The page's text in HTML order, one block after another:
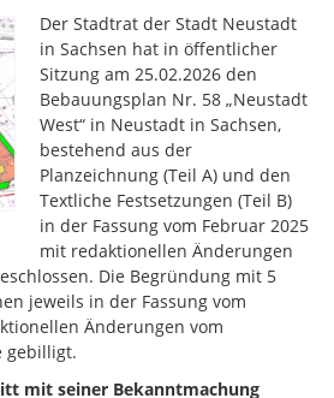
Der Stadtrat der Stadt Neustadt
in Sachsen hat in öffentlicher
Sitzung am 25.02.2026 den
Bebauungsplan Nr. 58 „Neustadt
West“ in Neustadt in Sachsen,
bestehend aus der
Planzeichnung (Teil A) und den
Textliche Festsetzungen (Teil B)
in der Fassung vom Februar 2025
mit redaktionellen Änderungen
Die Begründung mit 5
jeweils in der Fassung vom
Änderungen vom
gebilligt.
mit seiner Bekanntmachung